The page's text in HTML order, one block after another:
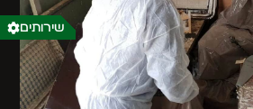
שירותים